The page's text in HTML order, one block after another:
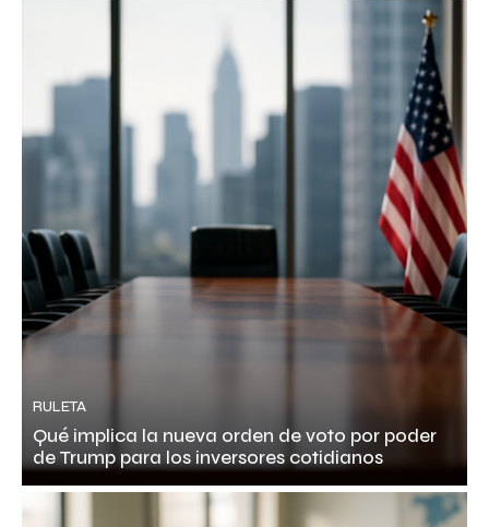
RULETA
Qué implica la nueva orden de voto por poder
de Trump para los inversores cotidianos